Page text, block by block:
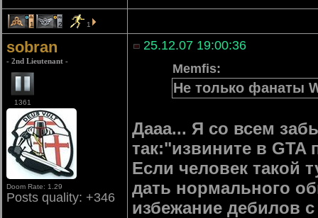
1 2 1
sobran
- 2nd Lieutenant -
1361
Doom Rate: 1.29
Posts quality: +346
25.12.07 19:00:36
Memfis:
Не только фанаты
Дааа... Я со всем
так:"извините в GTA
Если человек такой
дать нормального
избежание дебилов